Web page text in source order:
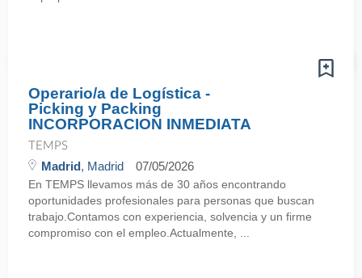
Operario/a de Logística -
Picking y Packing
INCORPORACION INMEDIATA
TEMPS
Madrid, Madrid 07/05/2026
En TEMPS llevamos más de 30 años encontrando
oportunidades profesionales para personas que buscan
trabajo.Contamos con experiencia, solvencia y un firme
compromiso con el empleo.Actualmente, ...